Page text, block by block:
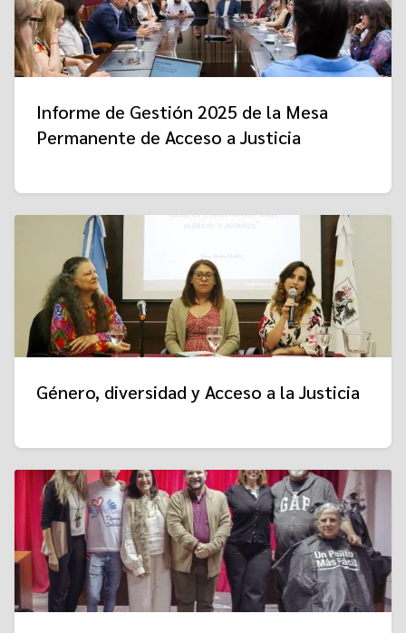
Informe de Gestión 2025 de la Mesa
Permanente de Acceso a Justicia
Género, diversidad y Acceso a la Justicia